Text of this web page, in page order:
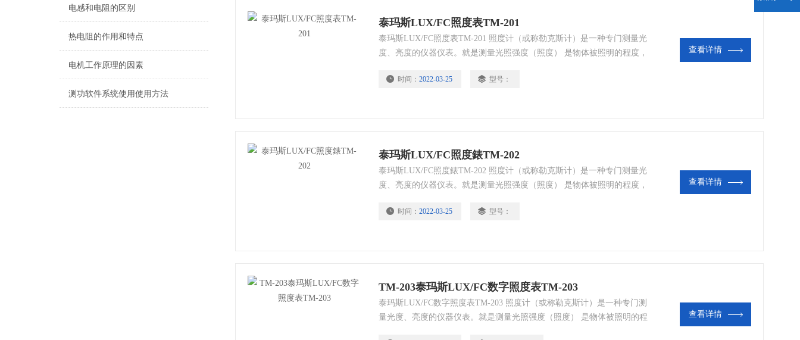
电感和电阻的区别
热电阻的作用和特点
电机工作原理的因素
测功软件系统使用使用方法
泰玛斯LUX/FC照度表TM-201
泰玛斯LUX/FC照度表TM-201 照度计（或称勒克斯计）是一种专门测量光
度、亮度的仪器仪表。就是测量光照强度（照度） 是物体被照明的程度，
或硅光电池和微安表组成。
时间： 2022-03-25 型号：
查看详情
泰玛斯LUX/FC照度錶TM-202
泰玛斯LUX/FC照度錶TM-202 照度计（或称勒克斯计）是一种专门测量光
度、亮度的仪器仪表。就是测量光照强度（照度） 是物体被照明的程度，
或硅光电池和微安表组成。
时间： 2022-03-25 型号：
查看详情
TM-203泰玛斯LUX/FC数字照度表TM-203
泰玛斯LUX/FC数字照度表TM-203 照度计（或称勒克斯计）是一种专门测
量光度、亮度的仪器仪表。就是测量光照强度（照度） 是物体被照明的程
查看详情